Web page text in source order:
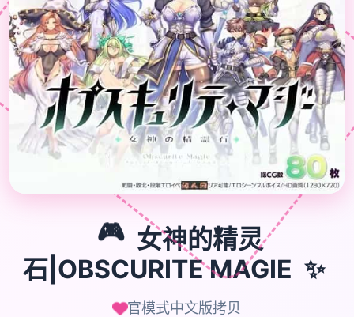
🎮 女神的精灵
石|OBSCURITE MAGIE ✨
官模式中文版拷贝